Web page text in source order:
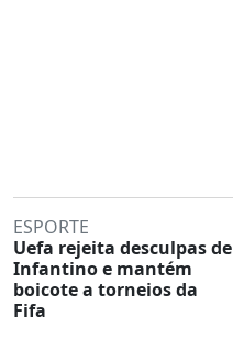
ESPORTE
Uefa rejeita desculpas de
Infantino e mantém
boicote a torneios da
Fifa